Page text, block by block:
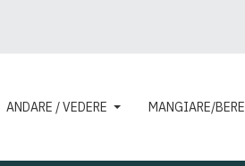
ANDARE / VEDERE MANGIARE/BERE